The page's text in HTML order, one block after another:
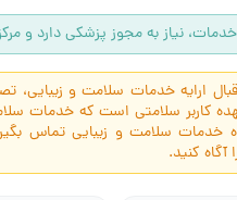
نیاز به مجوز پزشکی دارد و
ارایه خدمات سلامت و
کاربر سلامتی است که خدمات
خدمات سلامت و زیبایی تماس
کنید.